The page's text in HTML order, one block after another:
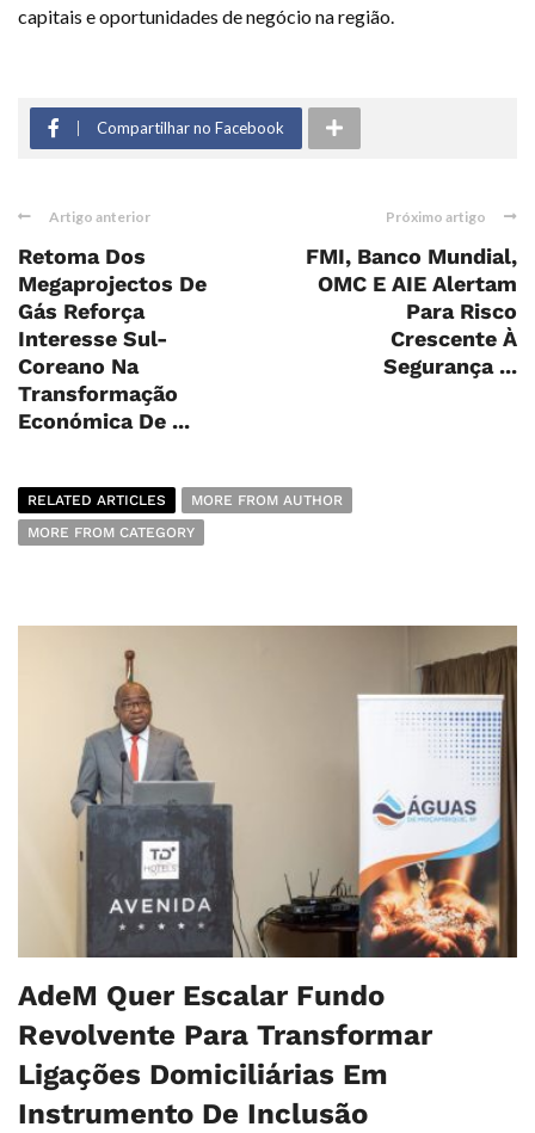
capitais e oportunidades de negócio na região.
Compartilhar no Facebook
Artigo anterior
Retoma Dos
Megaprojectos De
Gás Reforça
Interesse Sul-
Coreano Na
Transformação
Económica De ...
Próximo artigo
FMI, Banco Mundial,
OMC E AIE Alertam
Para Risco
Crescente À
Segurança ...
RELATED ARTICLES
MORE FROM AUTHOR
MORE FROM CATEGORY
AdeM Quer Escalar Fundo
Revolvente Para Transformar
Ligações Domiciliárias Em
Instrumento De Inclusão